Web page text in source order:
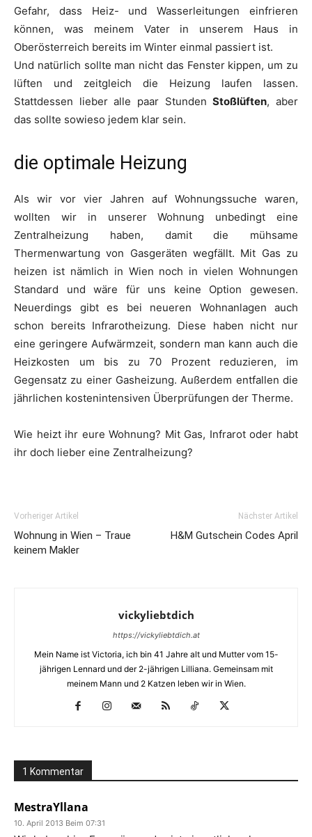
Gefahr, dass Heiz- und Wasserleitungen einfrieren
können, was meinem Vater in unserem Haus in
Oberösterreich bereits im Winter einmal passiert ist.
Und natürlich sollte man nicht das Fenster kippen, um zu
lüften und zeitgleich die Heizung laufen lassen.
Stattdessen lieber alle paar StundenStoßlüften, aber
das sollte sowieso jedem klar sein.
die optimale Heizung
Als wir vor vier Jahren auf Wohnungssuche waren,
wollten wir in unserer Wohnung unbedingt eine
Zentralheizung haben, damit die mühsame
Thermenwartung von Gasgeräten wegfällt. Mit Gas zu
heizen ist nämlich in Wien noch in vielen Wohnungen
Standard und wäre für uns keine Option gewesen.
Neuerdings gibt es bei neueren Wohnanlagen auch
schon bereits Infrarotheizung. Diese haben nicht nur
eine geringere Aufwärmzeit, sondern man kann auch die
Heizkosten um bis zu 70 Prozent reduzieren, im
Gegensatz zu einer Gasheizung. Außerdem entfallen die
jährlichen kostenintensiven Überprüfungen der Therme.
Wie heizt ihr eure Wohnung? Mit Gas, Infrarot oder habt
ihr doch lieber eine Zentralheizung?
Vorheriger Artikel
Wohnung in Wien – Traue
keinem Makler
Nächster Artikel
H&M Gutschein Codes April
vickyliebtdich
https://vickyliebtdich.at
Mein Name ist Victoria, ich bin 41 Jahre alt und Mutter vom 15-
jährigen Lennard und der 2-jährigen Lilliana. Gemeinsam mit
meinem Mann und 2 Katzen leben wir in Wien.
1 Kommentar
MestraYllana
10. April 2013 Beim 07:31